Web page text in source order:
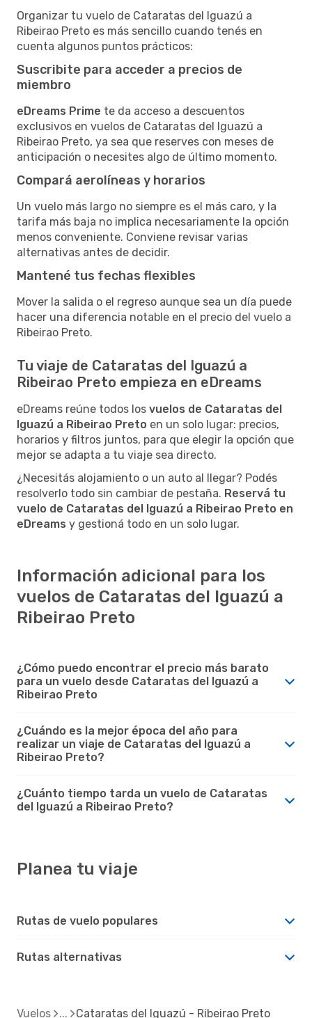
Organizar tu vuelo de Cataratas del Iguazú a
Ribeirao Preto es más sencillo cuando tenés en
cuenta algunos puntos prácticos:
Suscribite para acceder a precios de
miembro
eDreams Prime te da acceso a descuentos
exclusivos en vuelos de Cataratas del Iguazú a
Ribeirao Preto, ya sea que reserves con meses de
anticipación o necesites algo de último momento.
Compará aerolíneas y horarios
Un vuelo más largo no siempre es el más caro, y la
tarifa más baja no implica necesariamente la opción
menos conveniente. Conviene revisar varias
alternativas antes de decidir.
Mantené tus fechas flexibles
Mover la salida o el regreso aunque sea un día puede
hacer una diferencia notable en el precio del vuelo a
Ribeirao Preto.
Tu viaje de Cataratas del Iguazú a
Ribeirao Preto empieza en eDreams
eDreams reúne todos los vuelos de Cataratas del
Iguazú a Ribeirao Preto en un solo lugar: precios,
horarios y filtros juntos, para que elegir la opción que
mejor se adapta a tu viaje sea directo.
¿Necesitás alojamiento o un auto al llegar? Podés
resolverlo todo sin cambiar de pestaña. Reservá tu
vuelo de Cataratas del Iguazú a Ribeirao Preto en
eDreams y gestioná todo en un solo lugar.
Información adicional para los
vuelos de Cataratas del Iguazú a
Ribeirao Preto
¿Cómo puedo encontrar el precio más barato
para un vuelo desde Cataratas del Iguazú a
Ribeirao Preto
¿Cuándo es la mejor época del año para
realizar un viaje de Cataratas del Iguazú a
Ribeirao Preto?
¿Cuánto tiempo tarda un vuelo de Cataratas
del Iguazú a Ribeirao Preto?
Planea tu viaje
Rutas de vuelo populares
Rutas alternativas
Vuelos Cataratas del Iguazú - Ribeirao Preto